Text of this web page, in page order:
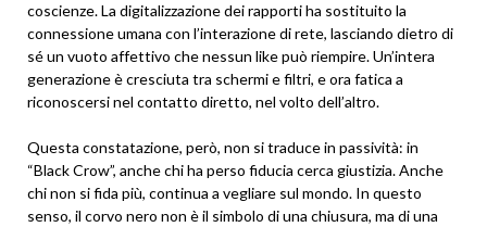
coscienze. La digitalizzazione dei rapporti ha sostituito la
connessione umana con l’interazione di rete, lasciando dietro di
sé un vuoto affettivo che nessun like può riempire. Un’intera
generazione è cresciuta tra schermi e filtri, e ora fatica a
riconoscersi nel contatto diretto, nel volto dell’altro.
Questa constatazione, però, non si traduce in passività: in
“Black Crow”, anche chi ha perso fiducia cerca giustizia. Anche
chi non si fida più, continua a vegliare sul mondo. In questo
senso, il corvo nero non è il simbolo di una chiusura, ma di una